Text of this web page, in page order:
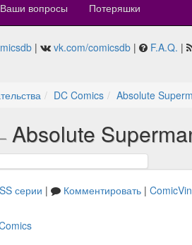
Ваши вопросы Потеряшки
| vk.com/comicsdb | F.A.Q. |
DC Comics Absolute
Absolute
серии | Комментировать |